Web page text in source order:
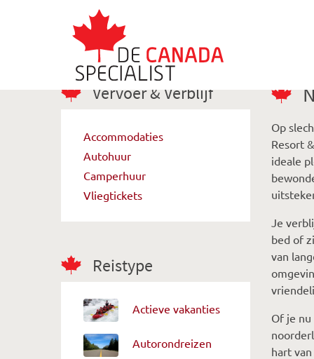
Vervoer & Verblijf
Accommodaties
Autohuur
Camperhuur
Vliegtickets
Reistype
Actieve vakanties
Autorondreizen
Op
Resort
ideale
Je
bed of
van
Of je
hart